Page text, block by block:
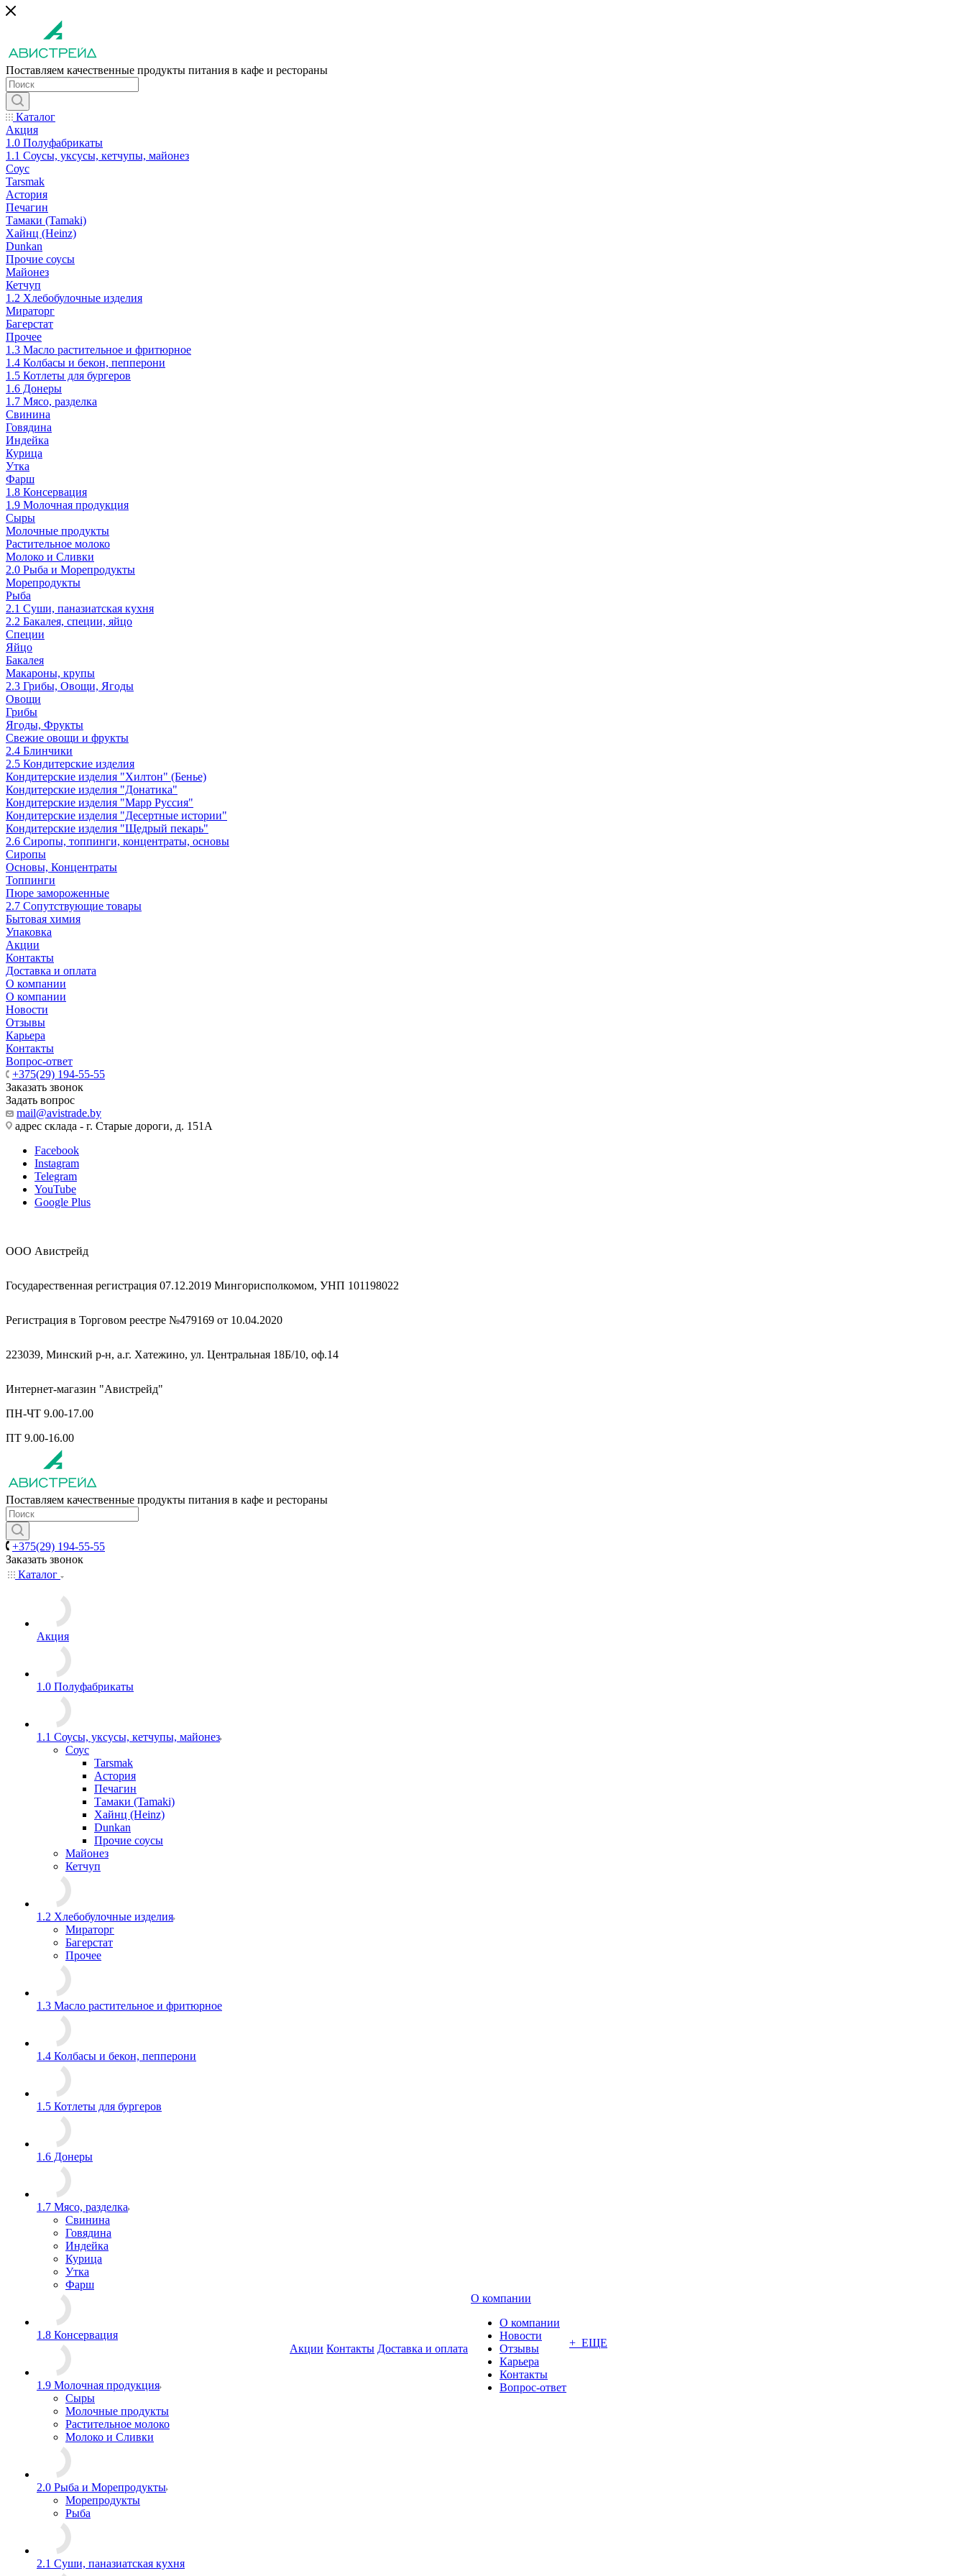
Поставляем качественные продукты питания в кафе и рестораны
Каталог
Акция
1.0 Полуфабрикаты
1.1 Соусы, уксусы, кетчупы, майонез
Соус
Tarsmak
Астория
Печагин
Тамаки (Tamaki)
Хайнц (Heinz)
Dunkan
Прочие соусы
Майонез
Кетчуп
1.2 Хлебобулочные изделия
Мираторг
Багерстат
Прочее
1.3 Масло растительное и фритюрное
1.4 Колбасы и бекон, пепперони
1.5 Котлеты для бургеров
1.6 Донеры
1.7 Мясо, разделка
Свинина
Говядина
Индейка
Курица
Утка
Фарш
1.8 Консервация
1.9 Молочная продукция
Сыры
Молочные продукты
Растительное молоко
Молоко и Сливки
2.0 Рыба и Морепродукты
Морепродукты
Рыба
2.1 Суши, паназиатская кухня
2.2 Бакалея, специи, яйцо
Специи
Яйцо
Бакалея
Макароны, крупы
2.3 Грибы, Овощи, Ягоды
Овощи
Грибы
Ягоды, Фрукты
Свежие овощи и фрукты
2.4 Блинчики
2.5 Кондитерские изделия
Кондитерские изделия "Хилтон" (Бенье)
Кондитерские изделия "Донатика"
Кондитерские изделия "Марр Руссия"
Кондитерские изделия "Десертные истории"
Кондитерские изделия "Щедрый пекарь"
2.6 Сиропы, топпинги, концентраты, основы
Сиропы
Основы, Концентраты
Топпинги
Пюре замороженные
2.7 Сопутствующие товары
Бытовая химия
Упаковка
Акции
Контакты
Доставка и оплата
О компании
О компании
Новости
Отзывы
Карьера
Контакты
Вопрос-ответ
+375(29) 194-55-55
Заказать звонок
Задать вопрос
mail@avistrade.by
адрес склада - г. Старые дороги, д. 151А
Facebook
Instagram
Telegram
YouTube
Google Plus
ООО Авистрейд
Государественная регистрация 07.12.2019 Мингорисполкомом, УНП 101198022
Регистрация в Торговом реестре №479169 от 10.04.2020
223039, Минский р-н, а.г. Хатежино, ул. Центральная 18Б/10, оф.14
Интернет-магазин "Авистрейд"
ПН-ЧТ 9.00-17.00
ПТ 9.00-16.00
Поставляем качественные продукты питания в кафе и рестораны
+375(29) 194-55-55
Заказать звонок
Каталог
Акция
1.0 Полуфабрикаты
1.1 Соусы, уксусы, кетчупы, майонез
Соус
Tarsmak
Астория
Печагин
Тамаки (Tamaki)
Хайнц (Heinz)
Dunkan
Прочие соусы
Майонез
Кетчуп
1.2 Хлебобулочные изделия
Мираторг
Багерстат
Прочее
1.3 Масло растительное и фритюрное
1.4 Колбасы и бекон, пепперони
1.5 Котлеты для бургеров
1.6 Донеры
1.7 Мясо, разделка
Свинина
Говядина
Индейка
Курица
Утка
Фарш
1.8 Консервация
1.9 Молочная продукция
Сыры
Молочные продукты
Растительное молоко
Молоко и Сливки
2.0 Рыба и Морепродукты
Морепродукты
Рыба
2.1 Суши, паназиатская кухня
Акции Контакты Доставка и оплата
О компании
О компании
Новости
Отзывы
Карьера
Контакты
Вопрос-ответ
+ ЕЩЕ